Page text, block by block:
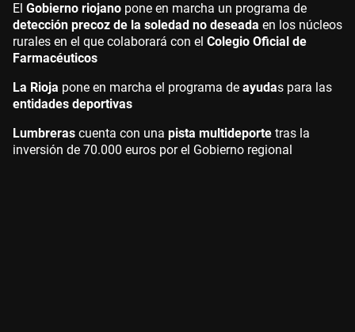
El Gobierno riojano pone en marcha un programa de
detección precoz de la soledad no deseada en los núcleos
rurales en el que colaborará con el Colegio Oficial de
Farmacéuticos
La Rioja pone en marcha el programa de ayudas para las
entidades deportivas
Lumbreras cuenta con una pista multideporte tras la
inversión de 70.000 euros por el Gobierno regional